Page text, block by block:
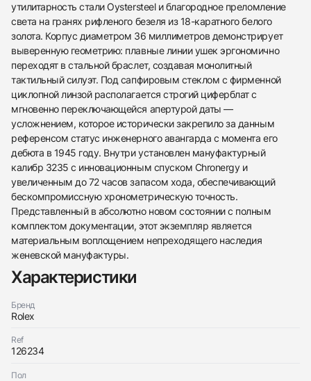
утилитарность стали Oystersteel и благородное преломление
света на гранях рифленого безеля из 18-каратного белого
золота. Корпус диаметром 36 миллиметров демонстрирует
выверенную геометрию: плавные линии ушек эргономично
переходят в стальной браслет, создавая монолитный
тактильный силуэт. Под сапфировым стеклом с фирменной
циклопной линзой располагается строгий циферблат с
мгновенно переключающейся апертурой даты —
усложнением, которое исторически закрепило за данным
референсом статус инженерного авангарда с момента его
дебюта в 1945 году. Внутри установлен мануфактурный
калибр 3235 с инновационным спуском Chronergy и
увеличенным до 72 часов запасом хода, обеспечивающий
бескомпромиссную хронометрическую точность.
Представленный в абсолютно новом состоянии с полным
комплектом документации, этот экземпляр является
материальным воплощением непреходящего наследия
женевской мануфактуры.
Характеристики
Бренд
Rolex
Ref
126234
Пол